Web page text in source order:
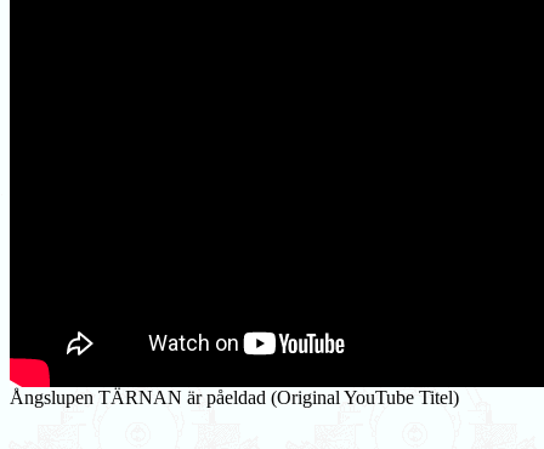
Ångslupen TÄRNAN är påeldad (Original YouTube Titel)